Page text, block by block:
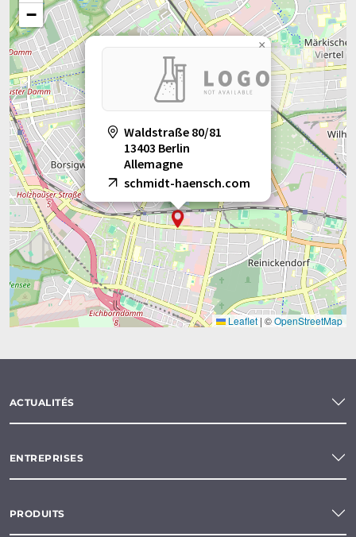
Waldstraße 80/81
13403 Berlin
Allemagne
schmidt-haensch.com
×
−
Leaflet | ©OpenStreetMap
ACTUALITÉS
ENTREPRISES
PRODUITS